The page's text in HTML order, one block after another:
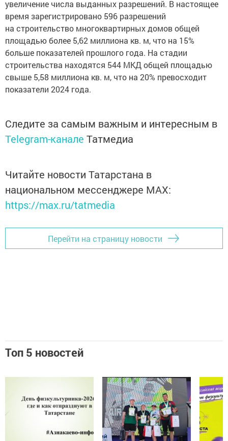
увеличение числа выданных разрешений. В настоящее
время зарегистрировано 596 разрешений
на строительство многоквартирных домов общей
площадью более 5,62 миллиона кв. м, что на 15%
больше показателей прошлого года. На стадии
строительства находятся 544 МКД общей площадью
свыше 5,58 миллиона кв. м, что на 20% превосходит
показатели 2024 года.
Следите за самым важным и интересным в
Telegram-канале Татмедиа
Читайте новости Татарстана в
национальном мессенджере MАХ:
https://max.ru/tatmedia
Перейти на страницу новости
Топ 5 новостей